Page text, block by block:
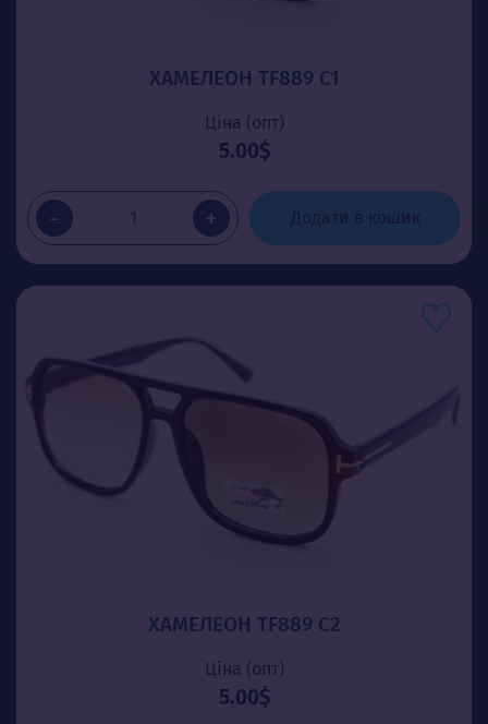
ХАМЕЛЕОН TF889 C1
Ціна (опт)
5.00$
- + Додати в кошик
ХАМЕЛЕОН TF889 C2
Ціна (опт)
5.00$